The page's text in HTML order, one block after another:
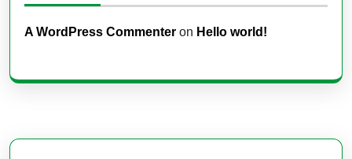
A WordPress Commenter on Hello world!